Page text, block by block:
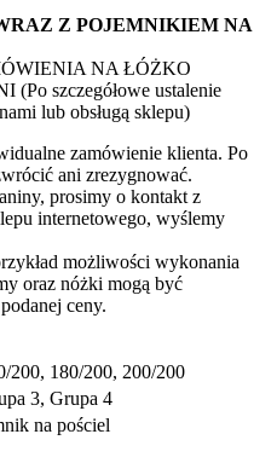
Z POJEMNIKIEM NA
NA ŁÓŻKO
szczegółowe ustalenie
lub obsługą sklepu)
zamówienie klienta. Po
ani zrezygnować.
prosimy o kontakt z
internetowego, wyślemy
możliwości wykonania
oraz nóżki mogą być
ceny.
200, 180/200, 200/200
3, Grupa 4
na pościel